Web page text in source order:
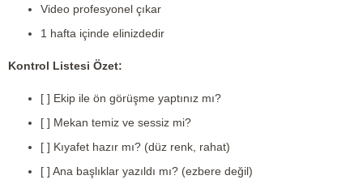
Video profesyonel çıkar
1 hafta içinde elinizdedir
Kontrol Listesi Özet:
[ ] Ekip ile ön görüşme yaptınız mı?
[ ] Mekan temiz ve sessiz mi?
[ ] Kıyafet hazır mı? (düz renk, rahat)
[ ] Ana başlıklar yazıldı mı? (ezbere değil)